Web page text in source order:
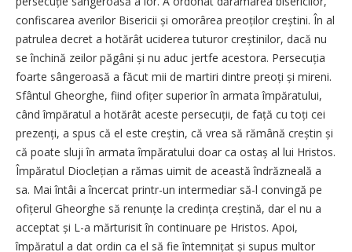
confiscarea averilor Bisericii și omorârea preoților creștini. În al
patrulea decret a hotărât uciderea tuturor creștinilor, dacă nu
se închină zeilor păgâni și nu aduc jertfe acestora. Persecuția
foarte sângeroasă a făcut mii de martiri dintre preoți și mireni.
Sfântul Gheorghe, fiind ofițer superior în armata împăratului,
când împăratul a hotărât aceste persecuții, de față cu toți cei
prezenți, a spus că el este creștin, că vrea să rămână creștin și
că poate sluji în armata împăratului doar ca ostaș al lui Hristos.
Împăratul Dioclețian a rămas uimit de această îndrăzneală a
sa. Mai întâi a încercat printr-un intermediar să-l convingă pe
ofițerul Gheorghe să renunțe la credința creștină, dar el nu a
acceptat și L-a mărturisit în continuare pe Hristos. Apoi,
împăratul a dat ordin ca el să fie întemnițat și supus multor